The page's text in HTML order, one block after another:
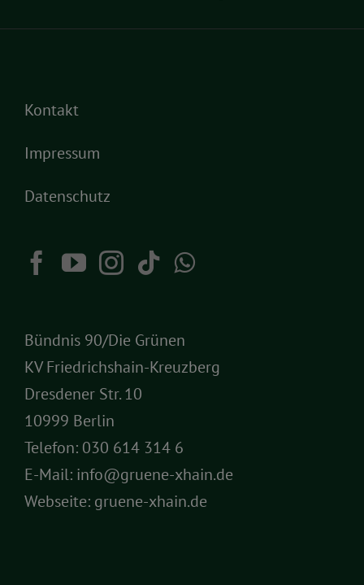
Kontakt
Impressum
Datenschutz
Bündnis 90/Die Grünen
KV Friedrichshain-Kreuzberg
Dresdener Str. 10
10999 Berlin
Telefon: 030 614 314 6
E-Mail: info@gruene-xhain.de
Webseite: gruene-xhain.de